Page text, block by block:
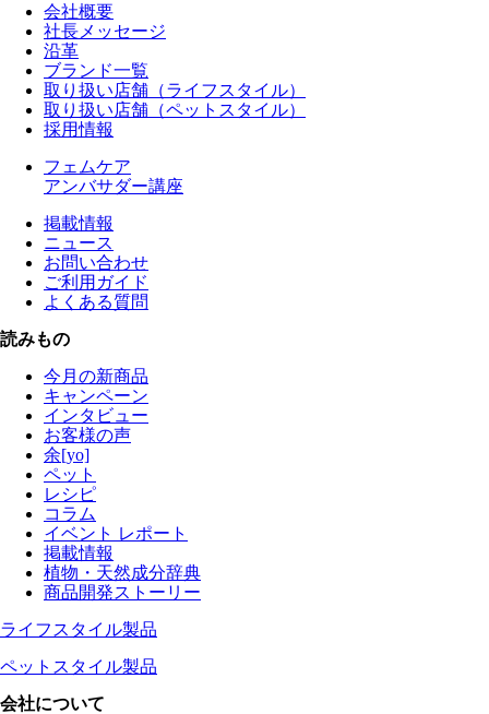
会社概要
社長メッセージ
沿革
ブランド一覧
取り扱い店舗（ライフスタイル）
取り扱い店舗（ペットスタイル）
採用情報
フェムケア
アンバサダー講座
掲載情報
ニュース
お問い合わせ
ご利用ガイド
よくある質問
読みもの
今月の新商品
キャンペーン
インタビュー
お客様の声
余[yo]
ペット
レシピ
コラム
イベント レポート
掲載情報
植物・天然成分辞典
商品開発ストーリー
ライフスタイル製品
ペットスタイル製品
会社について